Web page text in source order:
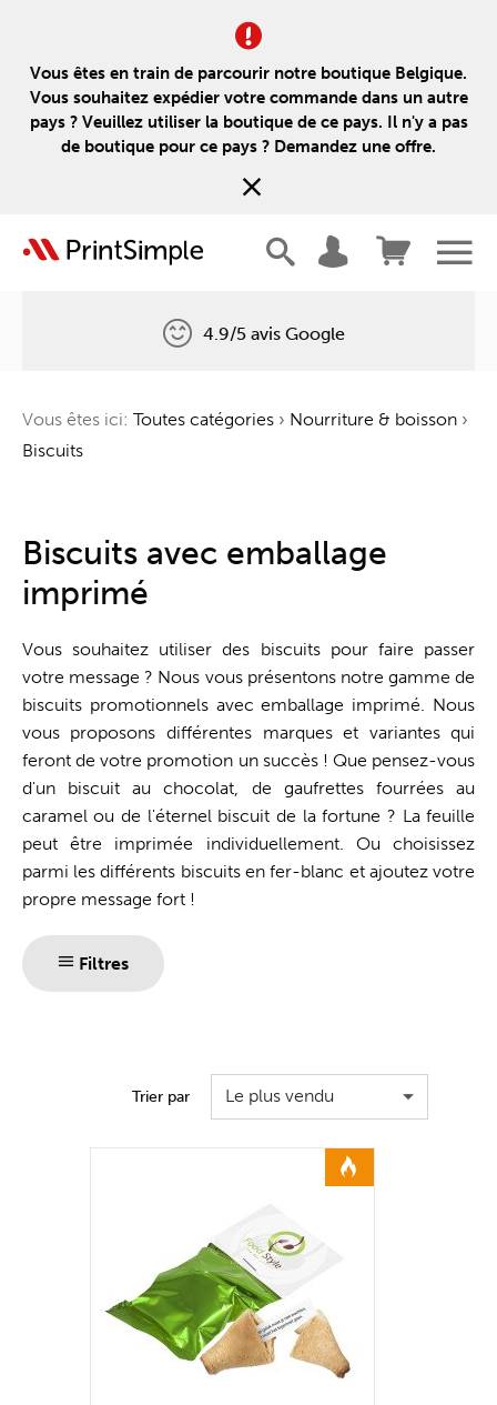
Vous êtes en train de parcourir notre boutique Belgique.
Vous souhaitez expédier votre commande dans un autre
pays ? Veuillez utiliser la boutique de ce pays. Il n'y a pas
de boutique pour ce pays ? Demandez une offre.
4.9/5 avis Google
Vous êtes ici: Toutes catégories › Nourriture & boisson ›
Biscuits
Biscuits avec emballage
imprimé
Vous souhaitez utiliser des biscuits pour faire passer
votre message ? Nous vous présentons notre gamme de
biscuits promotionnels avec emballage imprimé. Nous
vous proposons différentes marques et variantes qui
feront de votre promotion un succès ! Que pensez-vous
d'un biscuit au chocolat, de gaufrettes fourrées au
caramel ou de l'éternel biscuit de la fortune ? La feuille
peut être imprimée individuellement. Ou choisissez
parmi les différents biscuits en fer-blanc et ajoutez votre
propre message fort !
Filtres
Trier par Le plus vendu